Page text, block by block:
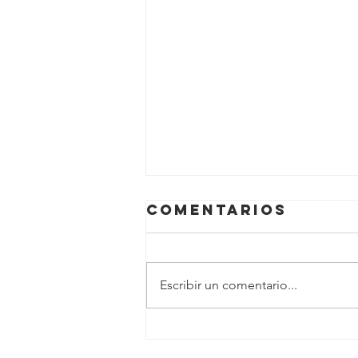
Comentarios
Escribir un comentario...